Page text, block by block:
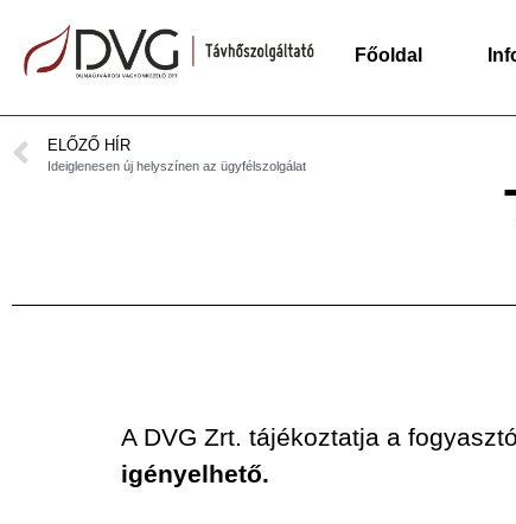
Főoldal
ELŐZŐ HÍR
Ideiglenesen új helyszínen az ügyfélszolgálat
A DVG Zrt. tájékoztatja a
igényelhető.